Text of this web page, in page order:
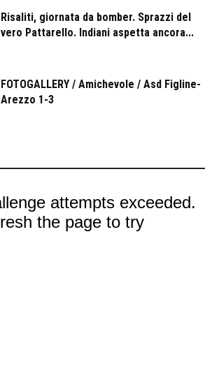
Risaliti, giornata da bomber. Sprazzi del
vero Pattarello. Indiani aspetta ancora...
FOTOGALLERY / Amichevole / Asd Figline-
Arezzo 1-3